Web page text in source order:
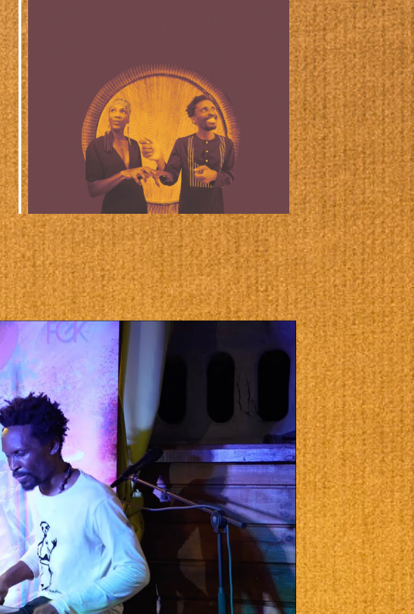
Office 365 Outlook Live